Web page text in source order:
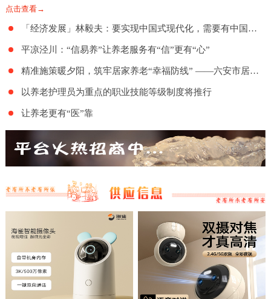
点。日前，民政部、人力资源社会
点击查看→
「经济发展」林毅夫：要实现中国式现代化，需要有中国特色的养老制度
平凉泾川：“信易养”让养老服务有“信”更有“心”
精准施策暖夕阳，筑牢居家养老“幸福防线” ——六安市居家和社区基本养老服务提升行动项目舒城地区的全面实施
以养老护理员为重点的职业技能等级制度将推行
让养老更有“医”靠